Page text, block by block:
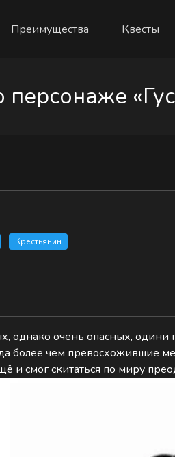
Преимущества Квесты
Крестьянин
однако очень опасных, одини
более чем превосхожившие
смог скитаться по миру